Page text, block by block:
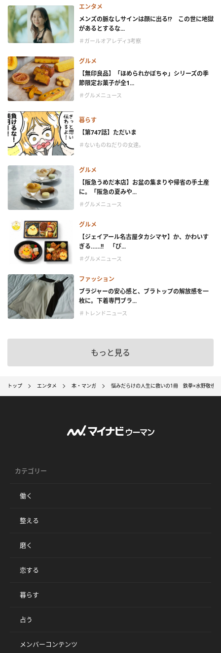
エンタメ
メンズの脈なしサインは顔に出る!? この世に地獄
があるとするな...
＃ガールオアレディ3考察
グルメ
【無印良品】「ほめられかぼちゃ」シリーズの季
節限定お菓子が全1...
＃グルメニュース
暮らす
【第747話】ただいま
＃ないものねだりの女達。
グルメ
【阪急うめだ本店】お盆の集まりや帰省の手土産
に。「阪急の夏みや...
＃グルメニュース
グルメ
【ジェイアール名古屋タカシマヤ】か、かわいす
ぎる……!! 「ぴ...
＃グルメニュース
ファッション
ブラジャーの安心感と、ブラトップの解放感を一
枚に。下着専門ブラ...
＃トレンドニュース
もっと見る
トップ エンタメ 本・マンガ 悩みだらけの人生に救いの1冊 鉄拳×水野敬也
カテゴリー
働く
整える
磨く
恋する
暮らす
占う
メンバーコンテンツ